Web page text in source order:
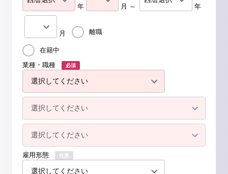
年 月 ～ 年
月 離職
在籍中
業種・職種
必須
雇用形態 任意